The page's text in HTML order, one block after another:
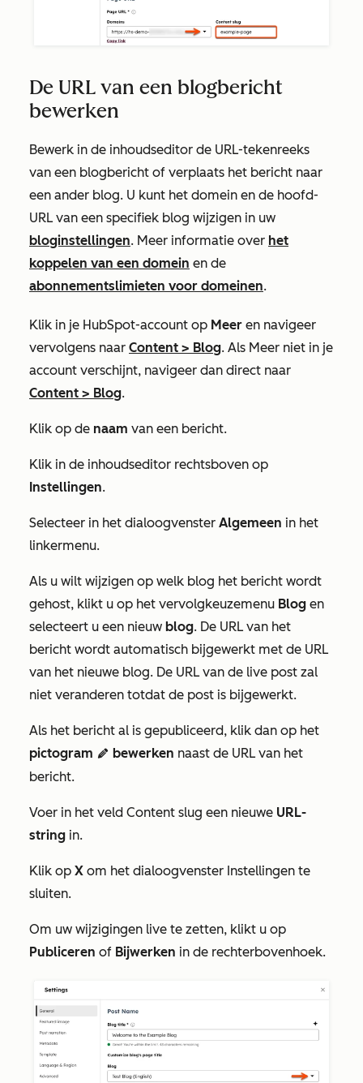
De URL van een blogbericht
bewerken
Bewerk in de inhoudseditor de URL-tekenreeks
van een blogbericht of verplaats het bericht naar
een ander blog. U kunt het domein en de hoofd-
URL van een specifiek blog wijzigen in uw
bloginstellingen. Meer informatie over het
koppelen van een domein en de
abonnementslimieten voor domeinen.
Klik in je HubSpot-account op Meer en navigeer
vervolgens naar Content > Blog. Als Meer niet in je
account verschijnt, navigeer dan direct naar
Content > Blog.
Klik op de naam van een bericht.
Klik in de inhoudseditor rechtsboven op
Instellingen.
Selecteer in het dialoogvenster Algemeen in het
linkermenu.
Als u wilt wijzigen op welk blog het bericht wordt
gehost, klikt u op het vervolgkeuzemenu Blog en
selecteert u een nieuw blog. De URL van het
bericht wordt automatisch bijgewerkt met de URL
van het nieuwe blog. De URL van de live post zal
niet veranderen totdat de post is bijgewerkt.
Als het bericht al is gepubliceerd, klik dan op het
pictogram edit bewerken naast de URL van het
bericht.
Voer in het veld Content slug een nieuwe URL-
string in.
Klik op X om het dialoogvenster Instellingen te
sluiten.
Om uw wijzigingen live te zetten, klikt u op
Publiceren of Bijwerken in de rechterbovenhoek.